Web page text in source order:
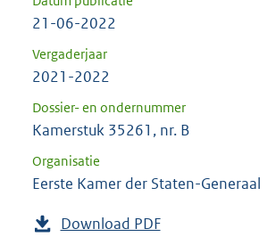
21-06-2022
Vergaderjaar
2021-2022
Dossier- en ondernummer
Kamerstuk 35261, nr. B
Organisatie
Eerste Kamer der Staten-Generaal
Download PDF